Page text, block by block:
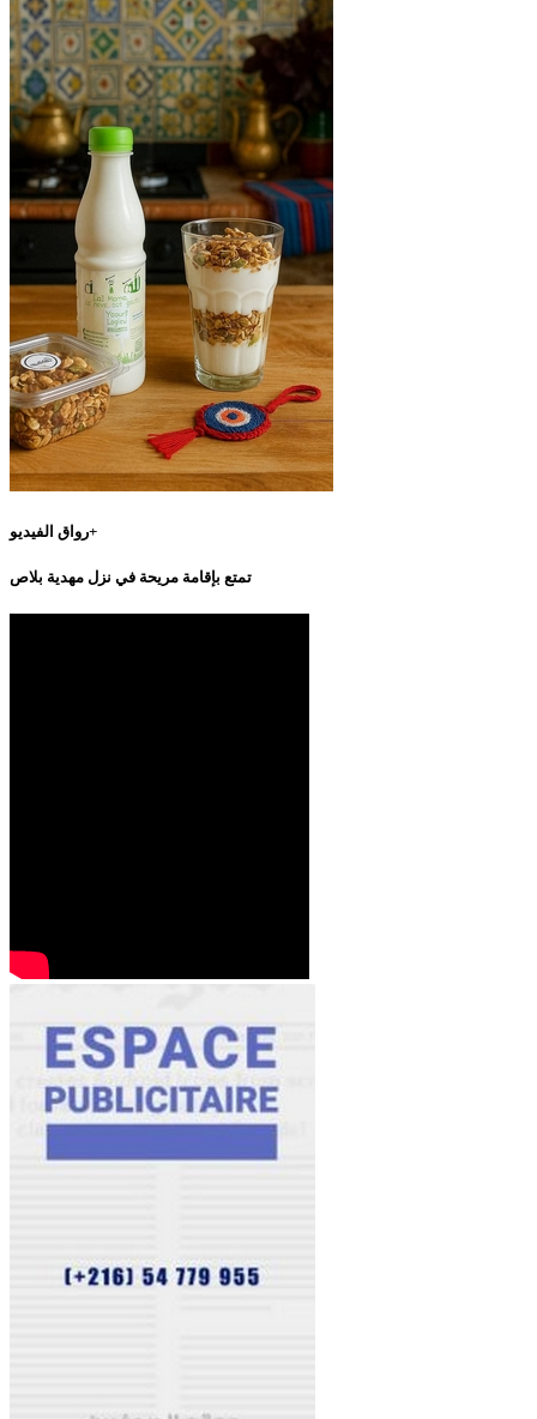
رواق الفيديو+
تمتع بإقامة مريحة في نزل مهدية بلاص